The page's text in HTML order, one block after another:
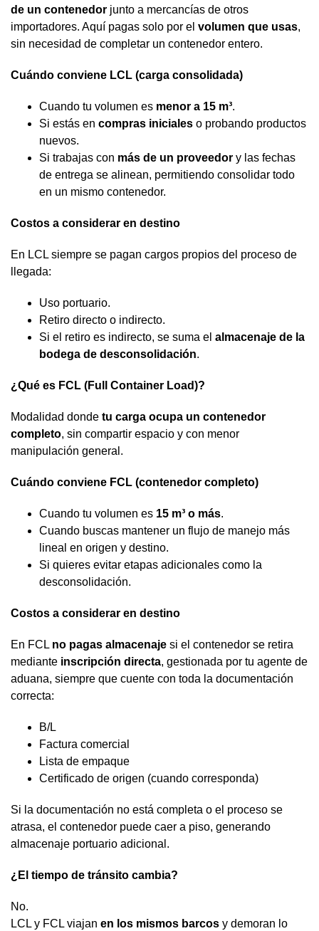
de un contenedor junto a mercancías de otros
importadores. Aquí pagas solo por el volumen que usas,
sin necesidad de completar un contenedor entero.
Cuándo conviene LCL (carga consolidada)
Cuando tu volumen es menor a 15 m³.
Si estás en compras iniciales o probando productos
nuevos.
Si trabajas con más de un proveedor y las fechas
de entrega se alinean, permitiendo consolidar todo
en un mismo contenedor.
Costos a considerar en destino
En LCL siempre se pagan cargos propios del proceso de
llegada:
Uso portuario.
Retiro directo o indirecto.
Si el retiro es indirecto, se suma el almacenaje de la
bodega de desconsolidación.
¿Qué es FCL (Full Container Load)?
Modalidad donde tu carga ocupa un contenedor
completo, sin compartir espacio y con menor
manipulación general.
Cuándo conviene FCL (contenedor completo)
Cuando tu volumen es 15 m³ o más.
Cuando buscas mantener un flujo de manejo más
lineal en origen y destino.
Si quieres evitar etapas adicionales como la
desconsolidación.
Costos a considerar en destino
En FCL no pagas almacenaje si el contenedor se retira
mediante inscripción directa, gestionada por tu agente de
aduana, siempre que cuente con toda la documentación
correcta:
B/L
Factura comercial
Lista de empaque
Certificado de origen (cuando corresponda)
Si la documentación no está completa o el proceso se
atrasa, el contenedor puede caer a piso, generando
almacenaje portuario adicional.
¿El tiempo de tránsito cambia?
No.
LCL y FCL viajan en los mismos barcos y demoran lo